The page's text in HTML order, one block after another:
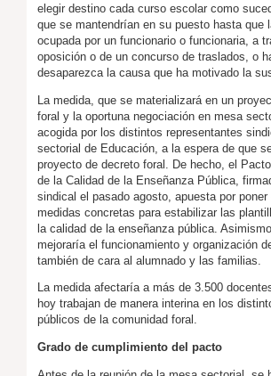
elegir destino cada curso escolar como
que se mantendrían en su puesto hasta que
ocupada por un funcionario o funcionaria, a
oposición o de un concurso de traslados, o
desaparezca la causa que ha motivado la
La medida, que se materializará en un
foral y la oportuna negociación en mesa
acogida por los distintos representantes
sectorial de Educación, a la espera de que
proyecto de decreto foral. De hecho, el
de la Calidad de la Enseñanza Pública,
sindical el pasado agosto, apuesta por poner
medidas concretas para estabilizar las
la calidad de la enseñanza pública.
mejoraría el funcionamiento y organización
también de cara al alumnado y las familias.
La medida afectaría a más de 3.500
hoy trabajan de manera interina en los
públicos de la comunidad foral.
Grado de cumplimiento del pacto